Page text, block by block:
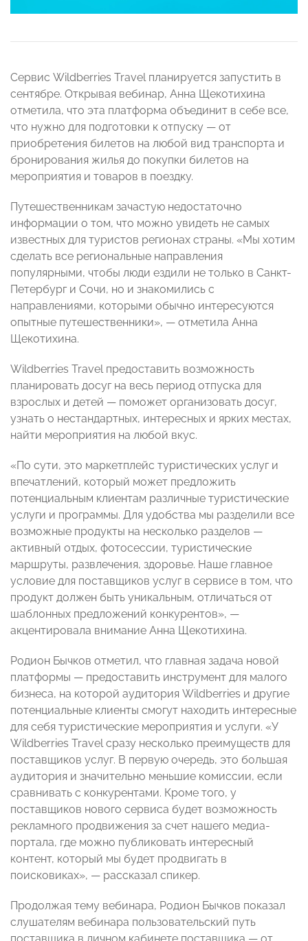
Сервис Wildberries Travel планируется запустить в
сентябре. Открывая вебинар, Анна Щекотихина
отметила, что эта платформа объединит в себе все,
что нужно для подготовки к отпуску — от
приобретения билетов на любой вид транспорта и
бронирования жилья до покупки билетов на
мероприятия и товаров в поездку.
Путешественникам зачастую недостаточно
информации о том, что можно увидеть не самых
известных для туристов регионах страны. «Мы хотим
сделать все региональные направления
популярными, чтобы люди ездили не только в Санкт-
Петербург и Сочи, но и знакомились с
направлениями, которыми обычно интересуются
опытные путешественники», — отметила Анна
Щекотихина.
Wildberries Travel предоставить возможность
планировать досуг на весь период отпуска для
взрослых и детей — поможет организовать досуг,
узнать о нестандартных, интересных и ярких местах,
найти мероприятия на любой вкус.
«По сути, это маркетплейс туристических услуг и
впечатлений, который может предложить
потенциальным клиентам различные туристические
услуги и программы. Для удобства мы разделили все
возможные продукты на несколько разделов —
активный отдых, фотосессии, туристические
маршруты, развлечения, здоровье. Наше главное
условие для поставщиков услуг в сервисе в том, что
продукт должен быть уникальным, отличаться от
шаблонных предложений конкурентов», —
акцентировала внимание Анна Щекотихина.
Родион Бычков отметил, что главная задача новой
платформы — предоставить инструмент для малого
бизнеса, на которой аудитория Wildberries и другие
потенциальные клиенты смогут находить интересные
для себя туристические мероприятия и услуги. «У
Wildberries Travel сразу несколько преимуществ для
поставщиков услуг. В первую очередь, это большая
аудитория и значительно меньшие комиссии, если
сравнивать с конкурентами. Кроме того, у
поставщиков нового сервиса будет возможность
рекламного продвижения за счет нашего медиа-
портала, где можно публиковать интересный
контент, который мы будет продвигать в
поисковиках», — рассказал спикер.
Продолжая тему вебинара, Родион Бычков показал
слушателям вебинара пользовательский путь